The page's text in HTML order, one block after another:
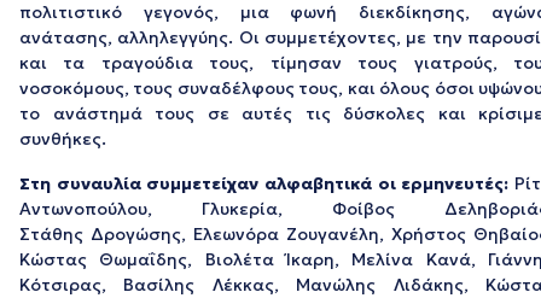
πολιτιστικό γεγονός, μια φωνή διεκδίκησης,
ανάτασης, αλληλεγγύης. Οι συμμετέχοντες, με την
και τα τραγούδια τους, τίμησαν τους γιατρούς,
νοσοκόμους, τους συναδέλφους τους, και όλους όσοι
το ανάστημά τους σε αυτές τις δύσκολες και
συνθήκες.
Στη συναυλία συμμετείχαν αλφαβητικά οι ερμηνευτές:
Αντωνοπούλου, Γλυκερία, Φοίβος
Στάθης Δρογώσης, Ελεωνόρα Ζουγανέλη, Χρήστος
Κώστας Θωμαΐδης, Βιολέτα Ίκαρη, Μελίνα Κανά,
Κότσιρας, Βασίλης Λέκκας, Μανώλης Λιδάκης,